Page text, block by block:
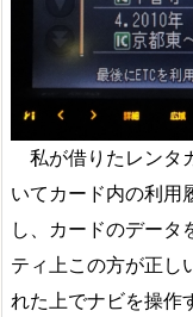
私が借りたレンタ
いてカード内の利用
し、カードのデータ
ティ上この方が正し
れた上でナビを操作